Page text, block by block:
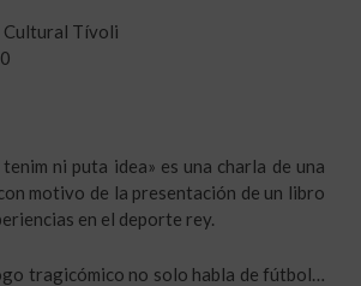
Cultural Tívoli
ni puta idea» es una charla de una
motivo de la presentación de un libro
en el deporte rey.
tragicómico no solo habla de fútbol…